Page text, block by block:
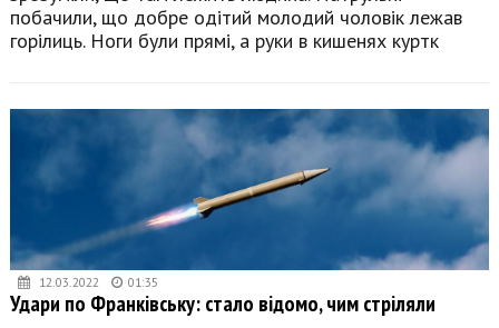
побачили, що добре одітий молодий чоловік лежав
горілиць. Ноги були прямі, а руки в кишенях куртк
12.03.2022 01:35
Удари по Франківську: стало відомо, чим стріляли